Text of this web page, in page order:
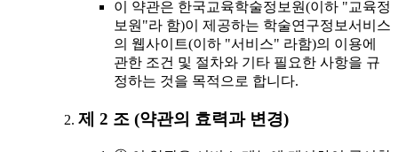
이 약관은 한국교육학술정보원(이하 "교육정
보원"라 함)이 제공하는 학술연구정보서비스
의 웹사이트(이하 "서비스" 라함)의 이용에
관한 조건 및 절차와 기타 필요한 사항을 규
정하는 것을 목적으로 합니다.
제 2 조 (약관의 효력과 변경)